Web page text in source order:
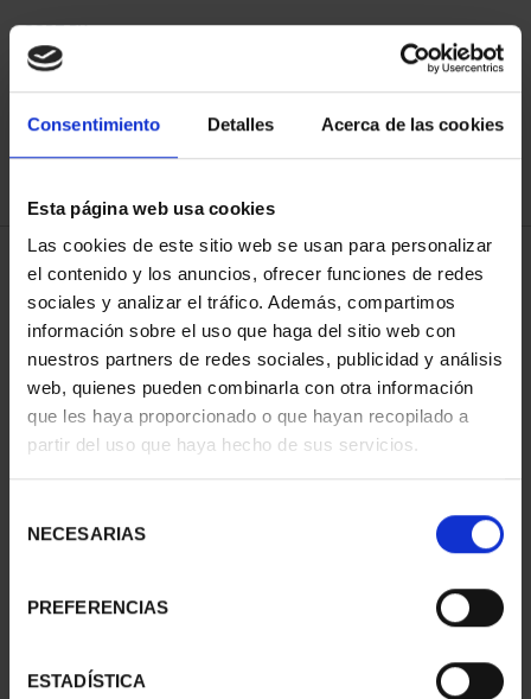
Consentimiento Detalles Acerca de las cookies
Esta página web usa cookies
Las cookies de este sitio web se usan para personalizar
el contenido y los anuncios, ofrecer funciones de redes
sociales y analizar el tráfico. Además, compartimos
información sobre el uso que haga del sitio web con
nuestros partners de redes sociales, publicidad y análisis
web, quienes pueden combinarla con otra información
que les haya proporcionado o que hayan recopilado a
partir del uso que haya hecho de sus servicios.
NECESARIAS
PREFERENCIAS
ESTADÍSTICA
REFINE
4 Products found
€3,185.00
275TH ANNIVERSARY
€4,280.00